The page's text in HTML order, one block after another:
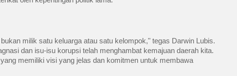
milik satu keluarga atau satu kelompok," tegas Darwin Lubis.
dan isu-isu korupsi telah menghambat kemajuan daerah kita.
memiliki visi yang jelas dan komitmen untuk membawa